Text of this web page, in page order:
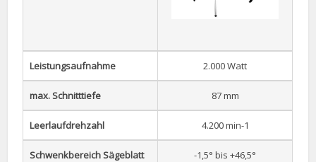
Leistungsaufnahme 2.000 Watt
max. Schnitttiefe 87 mm
Leerlaufdrehzahl 4.200 min-1
Schwenkbereich Sägeblatt -1,5° bis +46,5°